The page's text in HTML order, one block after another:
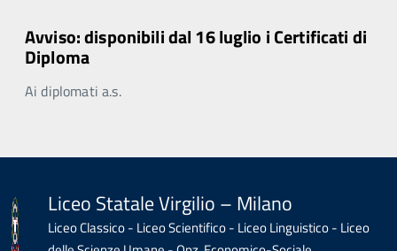
Avviso: disponibili dal 16 luglio i Certificati di
Diploma
Ai diplomati a.s.
Liceo Statale Virgilio – Milano
Liceo Classico - Liceo Scientifico - Liceo Linguistico - Liceo